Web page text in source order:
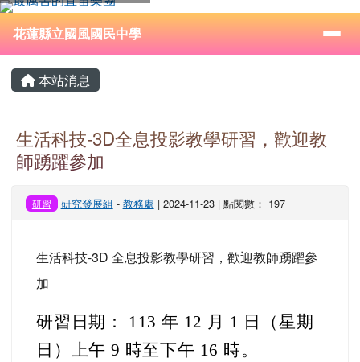
跳至主內容區
花蓮縣立國風國民中學
⏸
導覽列
花蓮縣立國風國民中學
主內容區域
本站消息
生活科技-3D全息投影教學研習，歡迎教
師踴躍參加
研習 研究發展組 - 教務處 | 2024-11-23 | 點閱數： 197
生活科技-3D 全息投影教學研習，歡迎教師踴躍參
加
研習日期： 113 年 12 月 1 日（星期
日）上午 9 時至下午 16 時。
頁尾區域